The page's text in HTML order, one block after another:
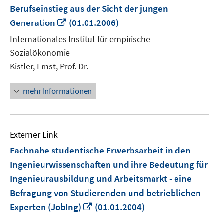
Berufseinstieg aus der Sicht der jungen
Generation
In
neuem
Fenster
öffnen
(01.01.2006)
Internationales Institut für empirische
Sozialökonomie
Kistler, Ernst, Prof. Dr.
mehr Informationen
Externer Link
Fachnahe studentische Erwerbsarbeit in den
Ingenieurwissenschaften und ihre Bedeutung für
Ingenieurausbildung und Arbeitsmarkt - eine
Befragung von Studierenden und betrieblichen
Experten (JobIng)
In
(01.01.2004)